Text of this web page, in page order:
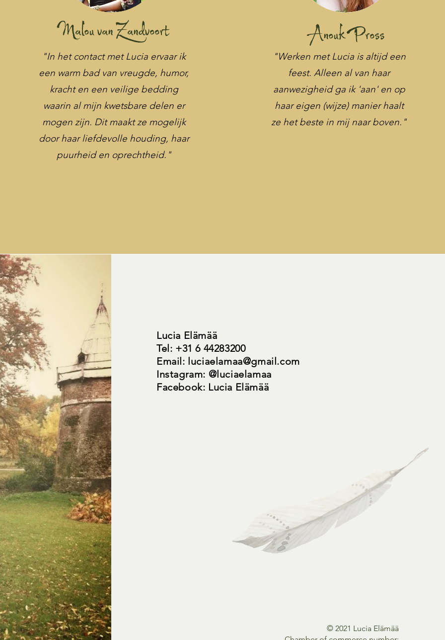
Malou van Zandvoort
"In het contact met Lucia ervaar ik
een warm bad van vreugde, humor,
kracht en een veilige bedding
waarin al mijn kwetsbare delen er
mogen zijn. Dit maakt ze mogelijk
door haar liefdevolle houding, haar
puurheid en oprechtheid."
Anouk Pross
"Werken met Lucia is altijd een
feest. Alleen al van haar
aanwezigheid ga ik 'aan' en op
haar eigen (wijze) manier haalt
ze het beste in mij naar boven."
Lucia Elämää
Tel: +31 6 44283200
Email: luciaelamaa@gmail.com
Instagram: @luciaelamaa
Facebook: Lucia Elämää
Send
© 2021 Lucia Elämää